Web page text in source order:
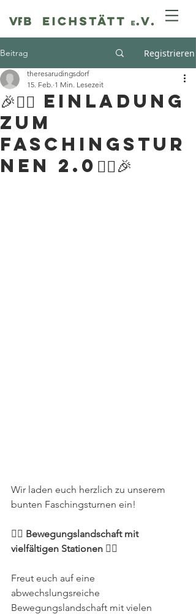
Beitrag Registrieren
🎉🤸‍♀️ Einladung
zum
Faschingstur
nen 2.0🤸‍♂️🎉
theresarudingsdorf
15. Feb. 1 Min. Lesezeit
Wir laden euch herzlich zu unserem
bunten Faschingsturnen ein!
🤸‍♀️ Bewegungslandschaft mit
vielfältigen Stationen 🤸‍♂️
Freut euch auf eine
abwechslungsreiche
Bewegungslandschaft mit vielen